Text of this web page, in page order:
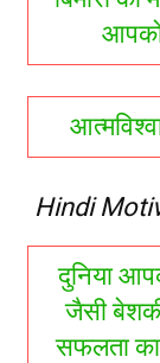
Hindi
दुनिया
जैसी
सफलता